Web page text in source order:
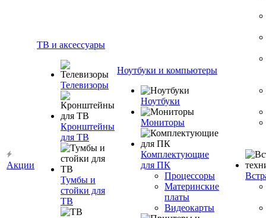
Акции
ТВ и аксессуары
Телевизоры
Кронштейны
для ТВ
Тумбы и
стойки для
ТВ
Ноутбуки и компьютеры
Ноутбуки
Мониторы
Комплектующие
для ПК
Процессоры
Материнские
платы
Видеокарты